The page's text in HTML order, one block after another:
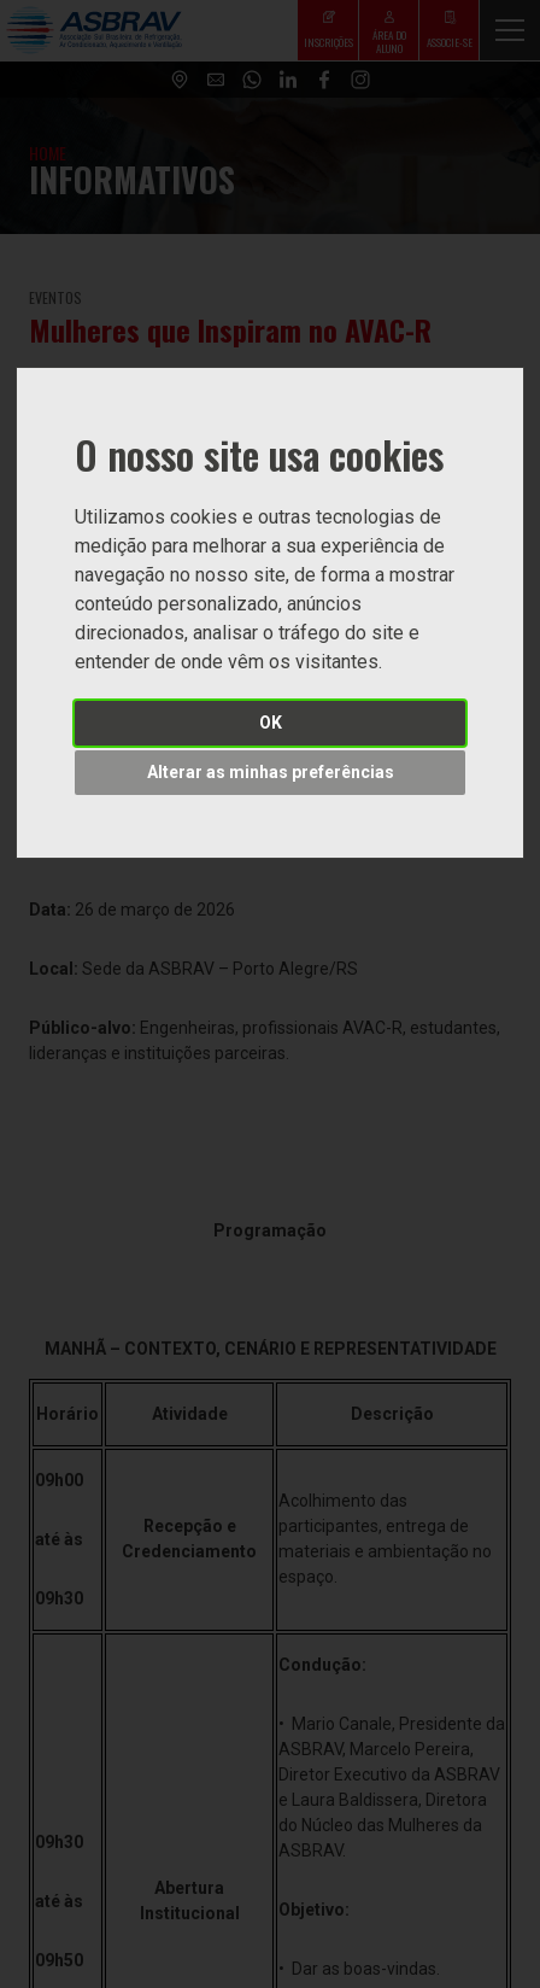
O nosso site usa cookies
Utilizamos cookies e outras tecnologias de
medição para melhorar a sua experiência de
navegação no nosso site, de forma a mostrar
conteúdo personalizado, anúncios
direcionados, analisar o tráfego do site e
entender de onde vêm os visitantes.
OK
Alterar as minhas preferências
INSCRIÇÕES ÁREA DO
ALUNO ASSOCIE-SE
HOME
INFORMATIVOS
EVENTOS
Mulheres que Inspiram no AVAC-R
Encontro Mulheres que Inspiram no AVAC-R
Um salto para a sua vida
Data: 26 de março de 2026
Local: Sede da ASBRAV – Porto Alegre/RS
Público-alvo: Engenheiras, profissionais AVAC-R, estudantes,
lideranças e instituições parceiras.
Programação
MANHÃ – CONTEXTO, CENÁRIO E REPRESENTATIVIDADE
Horário Atividade Descrição
09h00
até às
09h30
Recepção e
Credenciamento
Acolhimento das
participantes, entrega de
materiais e ambientação no
espaço.
09h30
até às
09h50
Abertura
Institucional
Condução:
• Mario Canale, Presidente da
ASBRAV, Marcelo Pereira,
Diretor Executivo da ASBRAV
e Laura Baldissera, Diretora
do Núcleo das Mulheres da
ASBRAV.
Objetivo:
• Dar as boas-vindas.